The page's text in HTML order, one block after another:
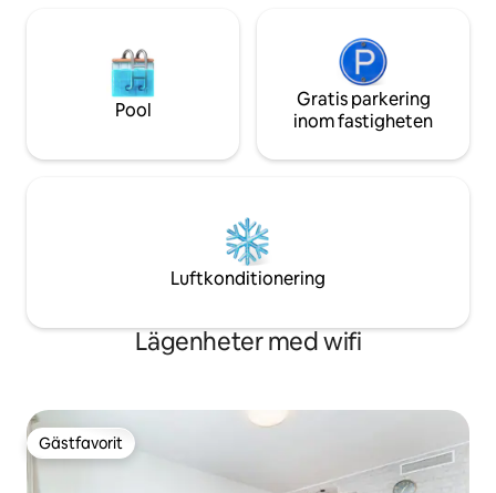
Pool
Gratis parkering
inom fastigheten
Luftkonditionering
Lägenheter med wifi
Gästfavorit
Gästfavorit